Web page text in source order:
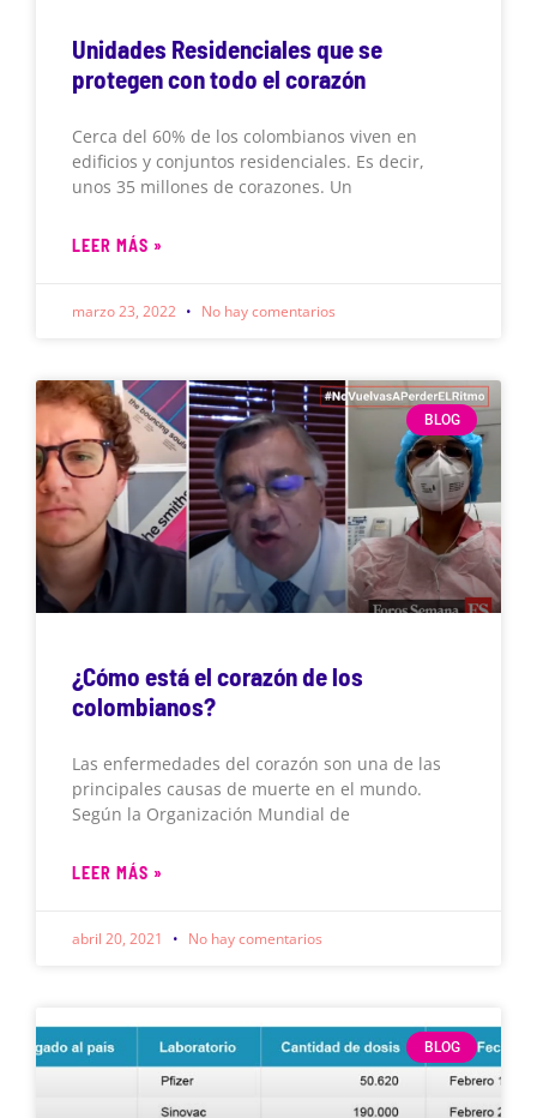
Unidades Residenciales que se
protegen con todo el corazón
Cerca del 60% de los colombianos viven en
edificios y conjuntos residenciales. Es decir,
unos 35 millones de corazones. Un
LEER MÁS »
marzo 23, 2022 No hay comentarios
BLOG
¿Cómo está el corazón de los
colombianos?
Las enfermedades del corazón son una de las
principales causas de muerte en el mundo.
Según la Organización Mundial de
LEER MÁS »
abril 20, 2021 No hay comentarios
BLOG